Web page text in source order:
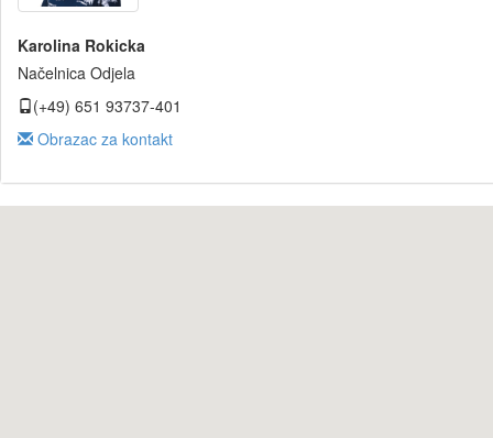
Karolina Rokicka
Načelnica Odjela
(+49) 651 93737-401
Obrazac za kontakt